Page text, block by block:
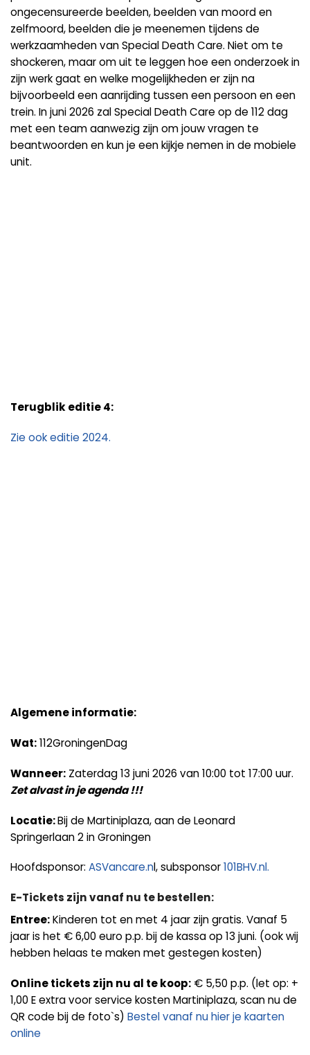
ongecensureerde beelden, beelden van moord en
zelfmoord, beelden die je meenemen tijdens de
werkzaamheden van Special Death Care. Niet om te
shockeren, maar om uit te leggen hoe een onderzoek in
zijn werk gaat en welke mogelijkheden er zijn na
bijvoorbeeld een aanrijding tussen een persoon en een
trein. In juni 2026 zal Special Death Care op de 112 dag
met een team aanwezig zijn om jouw vragen te
beantwoorden en kun je een kijkje nemen in de mobiele
unit.
Terugblik editie 4:
Zie ook editie 2024.
Algemene informatie:
Wat:112GroningenDag
Wanneer: Zaterdag 13 juni 2026 van 10:00 tot 17:00 uur.
Zet alvast in je agenda !!!
Locatie:Bij de Martiniplaza, aan de Leonard
Springerlaan 2 in Groningen
Hoofdsponsor: ASVancare.nl, subsponsor101BHV.nl.
E-Tickets zijn vanaf nu te bestellen:
Entree:Kinderen tot en met 4 jaar zijn gratis. Vanaf 5
jaar is het € 6,00 euro p.p. bij de kassa op 13 juni. (ook wij
hebben helaas te maken met gestegen kosten)
Online tickets zijn nu al te koop: € 5,50 p.p. (let op: +
1,00 E extra voor service kosten Martiniplaza, scan nu de
QR code bij de foto`s) Bestel vanaf nu hier je kaarten
online